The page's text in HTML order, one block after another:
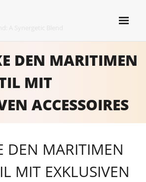
DEN MARITIMEN
MIT
ACCESSOIRES
DEN MARITIMEN
MIT EXKLUSIVEN